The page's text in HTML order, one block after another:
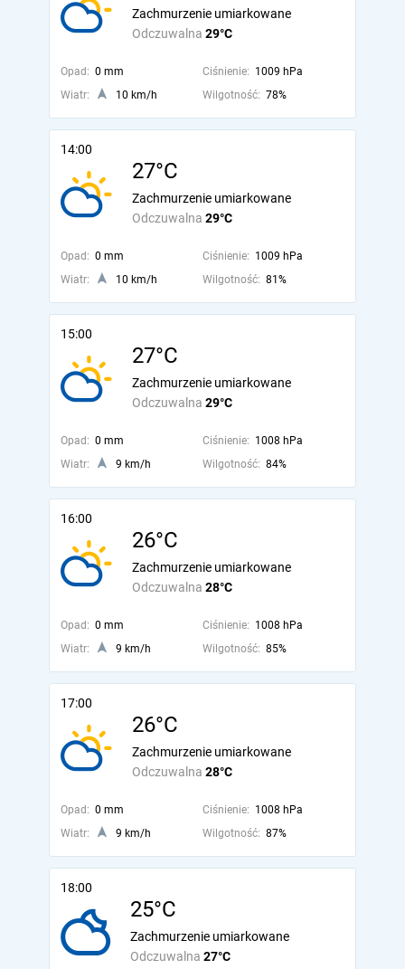
Odczuwalna 29°C
Zachmurzenie umiarkowane
Opad: 0 mm Ciśnienie: 1009 hPa
Wiatr:
10 km/h Wilgotność: 78%
14:00
27°C
Odczuwalna 29°C
Zachmurzenie umiarkowane
Opad: 0 mm Ciśnienie: 1009 hPa
Wiatr:
10 km/h Wilgotność: 81%
15:00
27°C
Odczuwalna 29°C
Zachmurzenie umiarkowane
Opad: 0 mm Ciśnienie: 1008 hPa
Wiatr:
9 km/h Wilgotność: 84%
16:00
26°C
Odczuwalna 28°C
Zachmurzenie umiarkowane
Opad: 0 mm Ciśnienie: 1008 hPa
Wiatr:
9 km/h Wilgotność: 85%
17:00
26°C
Odczuwalna 28°C
Zachmurzenie umiarkowane
Opad: 0 mm Ciśnienie: 1008 hPa
Wiatr:
9 km/h Wilgotność: 87%
18:00
25°C
Odczuwalna 27°C
Zachmurzenie umiarkowane